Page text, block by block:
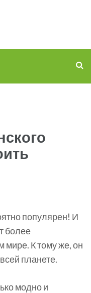
популярен! И
более
К тому же, он
планете.
модно и